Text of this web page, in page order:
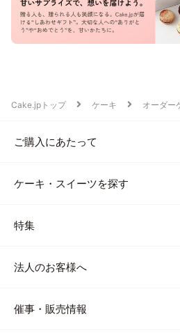
Cake.jpトップ ケーキ オーダー
ご購入にあたって
ケーキ・スイーツを探す
特集
法人のお客様へ
催事・販売情報